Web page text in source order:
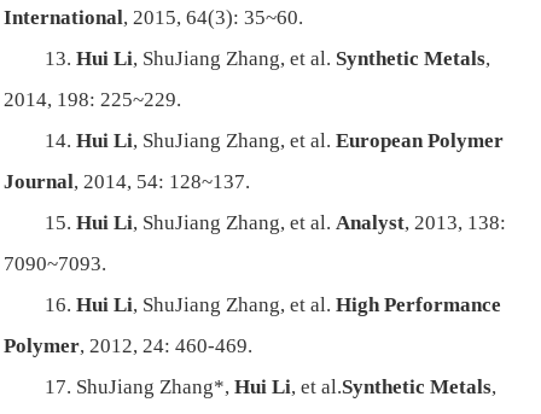
International, 2015, 64(3): 35~60.
13.Hui Li, ShuJiang Zhang, et al. Synthetic Metals,
2014, 198: 225~229.
14.Hui Li, ShuJiang Zhang, et al.European Polymer
Journal, 2014, 54: 128~137.
15.Hui Li, ShuJiang Zhang, et al. Analyst, 2013, 138:
7090~7093.
16.Hui Li, ShuJiang Zhang, et al.High Performance
Polymer, 2012, 24: 460-469.
17. ShuJiang Zhang*,Hui Li, et al.Synthetic Metals,